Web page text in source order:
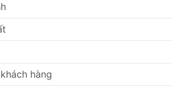
hàng